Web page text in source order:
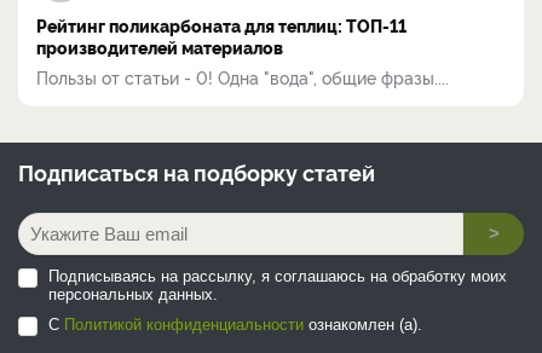
Рейтинг поликарбоната для теплиц: ТОП-11
производителей материалов
Пользы от статьи - 0! Одна "вода", общие фразы....
Подписаться на подборку статей
>
Подписываясь на рассылку, я соглашаюсь на обработку моих
персональных данных.
С Политикой конфиденциальности ознакомлен (а).